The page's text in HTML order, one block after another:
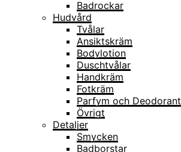
Badrockar
Hudvård
Tvålar
Ansiktskräm
Bodylotion
Duschtvålar
Handkräm
Fotkräm
Parfym och Deodorant
Övrigt
Detaljer
Smycken
Badborstar